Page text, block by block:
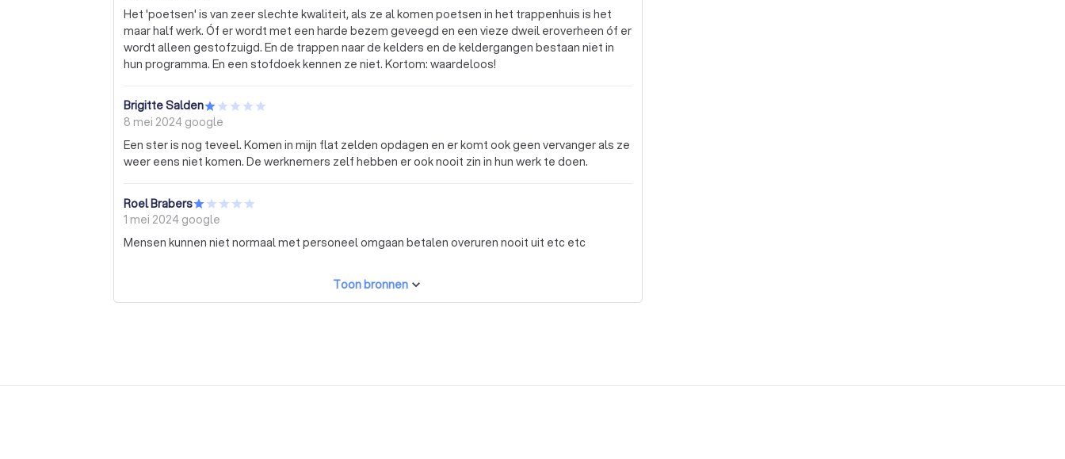
Het 'poetsen' is van zeer slechte kwaliteit, als ze al komen poetsen in het trappenhuis is het
maar half werk. Óf er wordt met een harde bezem geveegd en een vieze dweil eroverheen óf er
wordt alleen gestofzuigd. En de trappen naar de kelders en de keldergangen bestaan niet in
hun programma. En een stofdoek kennen ze niet. Kortom: waardeloos!
Brigitte Salden
8 mei 2024 google
Een ster is nog teveel. Komen in mijn flat zelden opdagen en er komt ook geen vervanger als ze
weer eens niet komen. De werknemers zelf hebben er ook nooit zin in hun werk te doen.
Roel Brabers
1 mei 2024 google
Mensen kunnen niet normaal met personeel omgaan betalen overuren nooit uit etc etc
Toon bronnen